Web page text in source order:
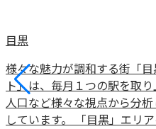
目黒
様々な魅力が調和する街「
ト」は、毎月１つの駅を取
人口など様々な視点から分
しています。 「目黒」エリ